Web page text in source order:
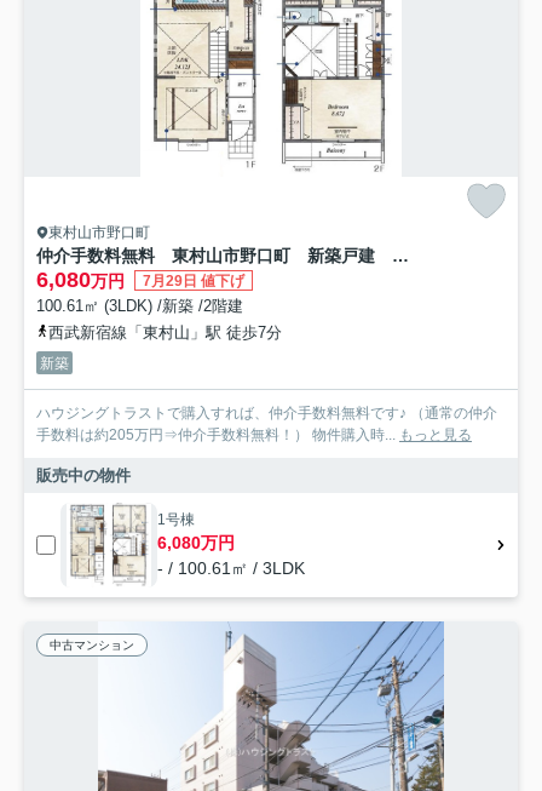
東村山市野口町
仲介手数料無料 東村山市野口町 新築戸建 全4棟
6,080万円 7月29日 値下げ
100.61㎡ (3LDK) /新築 /2階建
西武新宿線「東村山」駅 徒歩7分
新築
ハウジングトラストで購入すれば、仲介手数料無料です♪ （通常の仲介
手数料は約205万円⇒仲介手数料無料！） 物件購入時... もっと見る
販売中の物件
1号棟
6,080万円
- / 100.61㎡ / 3LDK
中古マンション